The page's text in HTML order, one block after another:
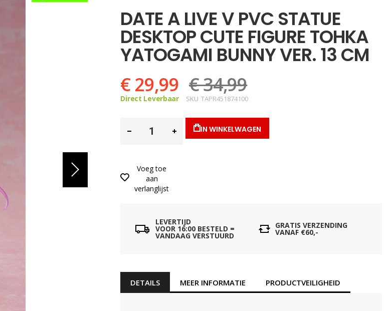
DATE A LIVE V PVC STATUE
DESKTOP CUTE FIGURE TOHKA
YATOGAMI BUNNY VER. 13 CM
€ 29,99 € 34,99
Direct Leverbaar SKU TAPR451874100
IN WINKELWAGEN
Voeg toe
aan
verlanglijst
LEVERTIJD
VOOR 16:00 BESTELD =
VANDAAG VERSTUURD
GRATIS VERZENDING
VANAF €60,-
DETAILS MEER INFORMATIE PRODUCTVEILIGHEID